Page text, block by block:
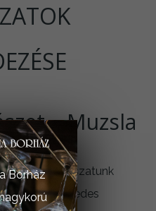
– Muzsla
Borászatunk
évtizedes
Borház